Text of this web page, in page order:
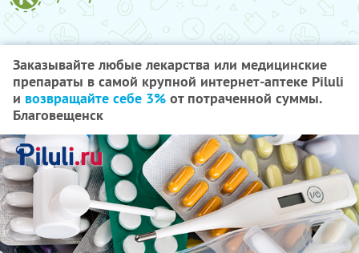
Заказывайте любые лекарства или медицинские
препараты в самой крупной интернет-аптеке Piluli
и возвращайте себе 3% от потраченной суммы.
Благовещенск